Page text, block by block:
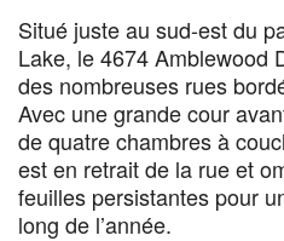
Situé juste au sud-est du
Lake, le 4674 Amblewood
des nombreuses rues
Avec une grande cour
de quatre chambres à
est en retrait de la rue et
feuilles persistantes pour
long de l’année.